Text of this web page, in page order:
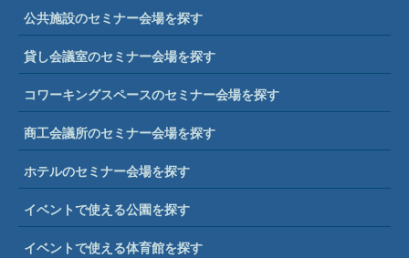
公共施設のセミナー会場を探す
貸し会議室のセミナー会場を探す
コワーキングスペースのセミナー会場を探す
商工会議所のセミナー会場を探す
ホテルのセミナー会場を探す
イベントで使える公園を探す
イベントで使える体育館を探す